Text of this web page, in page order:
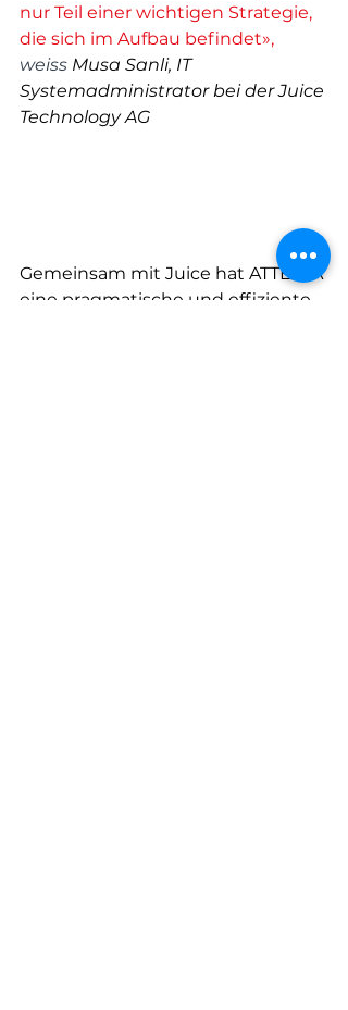
nur Teil einer wichtigen Strategie,
die sich im Aufbau befindet»,
weiss Musa Sanli, IT
Systemadministrator bei der Juice
Technology AG
Gemeinsam mit Juice hat ATTESTA
eine pragmatische und effiziente